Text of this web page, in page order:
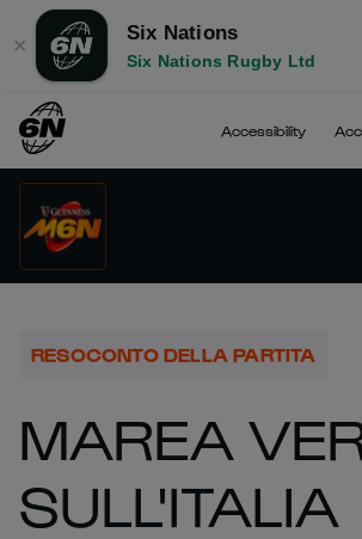
✕
Six Nations
Six Nations Rugby Ltd
Accessibility
RESOCONTO DELLA PARTITA
MAREA
SULL'ITALIA